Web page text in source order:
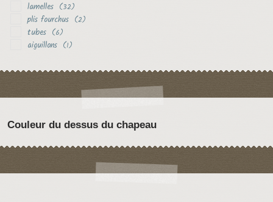
lamelles (32)
plis fourchus (2)
tubes (6)
aiguillons (1)
Couleur du dessus du chapeau